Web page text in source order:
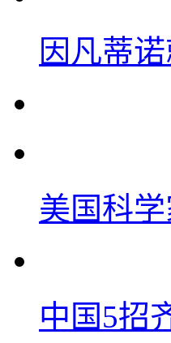
因凡蒂
美国科
中国5招